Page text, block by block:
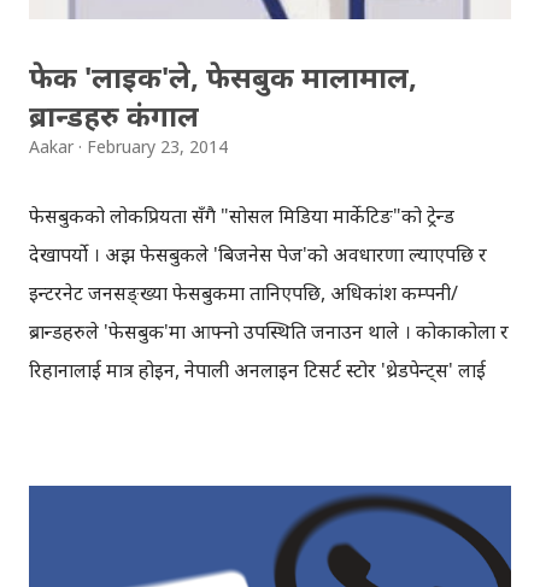
फेक 'लाइक'ले, फेसबुक मालामाल,
ब्रान्डहरु कंगाल
Aakar February 23, 2014
फेसबुकको लोकप्रियता सँगै "सोसल मिडिया मार्केटिङ"को ट्रेन्ड
देखापर्यो । अझ फेसबुकले 'बिजनेस पेज'को अवधारणा ल्याएपछि र
इन्टरनेट जनसङ्ख्या फेसबुकमा तानिएपछि, अधिकांश कम्पनी/
ब्रान्डहरुले 'फेसबुक'मा आफ्नो उपस्थिति जनाउन थाले । कोकाकोला र
रिहानालाई मात्र होइन, नेपाली अनलाइन टिसर्ट स्टोर 'थ्रेडपेन्ट्स' लाई
टिका-टिप्पणीहरु आउने गरेकाछन्, विशेषत 'फेसबुक विज्ञापन'का
कारण । सोसल मिडिया मार्केटिङ अहिलेको समयमा ब्रान्ड तथा
कम्पनीहरुको लागि अत्यावश्यक कुरा हो । फेसबुक लगायतका केही